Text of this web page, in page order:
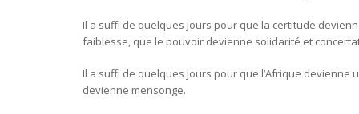
Il a suffi de quelques jours pour que la certitude
faiblesse, que le pouvoir devienne solidarité et
Il a suffi de quelques jours pour que l’Afrique devienne
devienne mensonge.